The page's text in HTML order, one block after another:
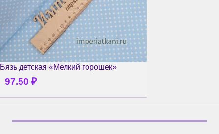
Бязь детская «Мелкий горошек»
97.50 ₽